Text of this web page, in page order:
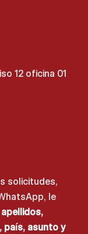
12 oficina 01
solicitudes,
le
país, asunto y